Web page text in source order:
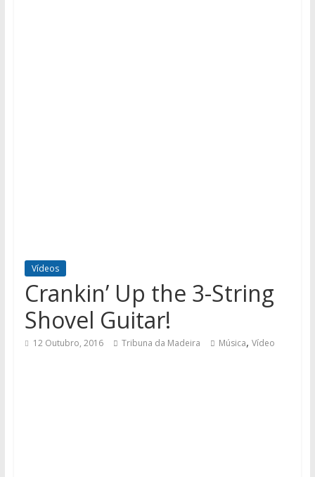
Vídeos
Crankin’ Up the 3-String
Shovel Guitar!
12 Outubro, 2016 Tribuna da Madeira Música, Vídeo